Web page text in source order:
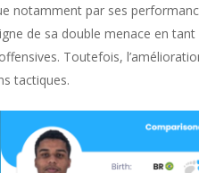
notamment par ses
de sa double menace en
Toutefois,
tactiques.